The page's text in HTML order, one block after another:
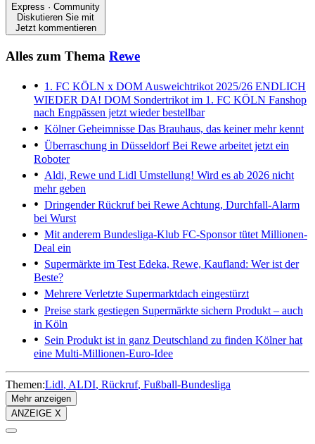
Express · Community
Diskutieren Sie mit
Jetzt kommentieren
Alles zum Thema Rewe
1. FC KÖLN x DOM Ausweichtrikot 2025/26 ENDLICH
WIEDER DA! DOM Sondertrikot im 1. FC KÖLN Fanshop
nach Engpässen jetzt wieder bestellbar
Kölner Geheimnisse Das Brauhaus, das keiner mehr kennt
Überraschung in DüsseldorfBei Rewe arbeitet jetzt ein
Roboter
Aldi, Rewe und Lidl Umstellung! Wird es ab 2026 nicht
mehr geben
Dringender Rückruf bei Rewe Achtung, Durchfall-Alarm
bei Wurst
Mit anderem Bundesliga-Klub FC-Sponsor tütet Millionen-
Deal ein
Supermärkte im Test Edeka, Rewe, Kaufland: Wer ist der
Beste?
Mehrere Verletzte Supermarktdach eingestürzt
Preise stark gestiegen Supermärkte sichern Produkt – auch
in Köln
Sein Produkt ist in ganz Deutschland zu finden Kölner hat
eine Multi-Millionen-Euro-Idee
Themen:Lidl ALDI Rückruf Fußball-Bundesliga
Mehr anzeigen
ANZEIGE X